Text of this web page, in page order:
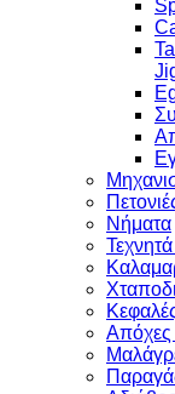
Νήματα
Απόχες